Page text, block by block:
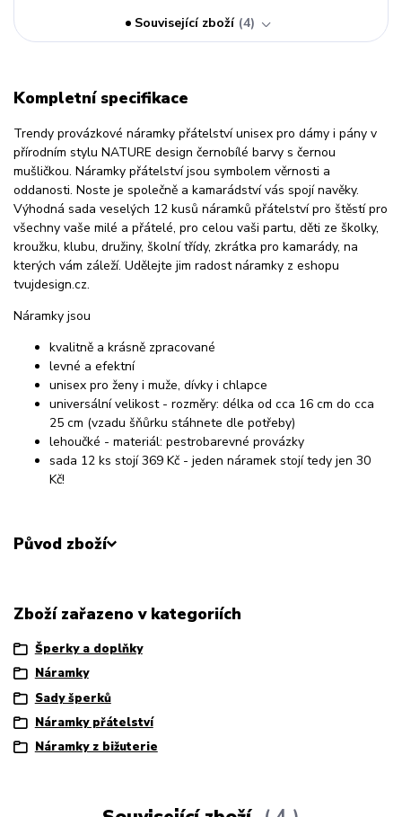
Související zboží 4
Kompletní specifikace
Trendy provázkové náramky přátelství unisex pro dámy i pány v
přírodním stylu NATURE design černobílé barvy s černou
mušličkou. Náramky přátelství jsou symbolem věrnosti a
oddanosti. Noste je společně a kamarádství vás spojí navěky.
Výhodná sada veselých 12 kusů náramků přátelství pro štěstí pro
všechny vaše milé a přátelé, pro celou vaši partu, děti ze školky,
kroužku, klubu, družiny, školní třídy, zkrátka pro kamarády, na
kterých vám záleží. Udělejte jim radost náramky z eshopu
tvujdesign.cz.
Náramky jsou
kvalitně a krásně zpracované
levné a efektní
unisex pro ženy i muže, dívky i chlapce
universální velikost - rozměry: délka od cca 16 cm do cca
25 cm (vzadu šňůrku stáhnete dle potřeby)
lehoučké - materiál: pestrobarevné provázky
sada 12 ks stojí 369 Kč - jeden náramek stojí tedy jen 30
Kč!
Původ zboží
Zboží zařazeno v kategoriích
Šperky a doplňky
Náramky
Sady šperků
Náramky přátelství
Náramky z bižuterie